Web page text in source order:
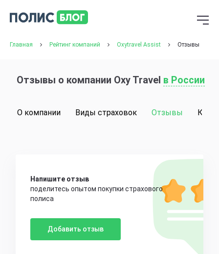
Главная Рейтинг компаний Oxytravel Assist Отзывы
Отзывы о компании Oxy Travel в России
О компании Виды страховок Отзывы
Напишите отзыв
поделитесь опытом покупки страхового
полиса
Добавить отзыв